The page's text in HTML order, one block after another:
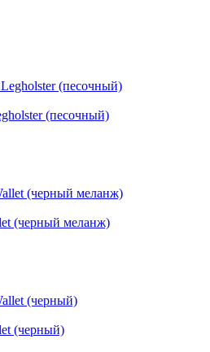
(песочный)
(черный меланж)
(черный)